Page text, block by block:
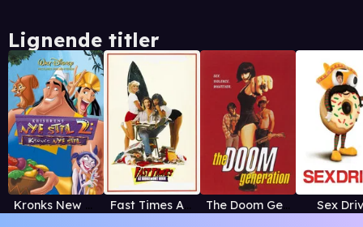
Lignende titler
Kronks New Groove Fast Times At Ridgemont High The Doom Generation Sex